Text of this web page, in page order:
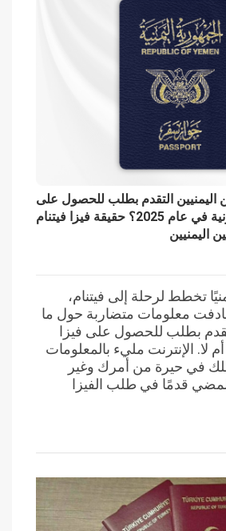
اليمنيين التقدم بطلب للحصول على
فيزا فيتنام الإلكترونية في عام 2025؟ حقيقة فيزا فيتنام
اليمنيين
تخطط لرحلة إلى فيتنام،
معلومات متضاربة حول ما
بطلب للحصول على فيزا
أم لا. الإنترنت مليء بالمعلومات
في حيرة من أمرك وغير
قدمًا في طلب الفيزا